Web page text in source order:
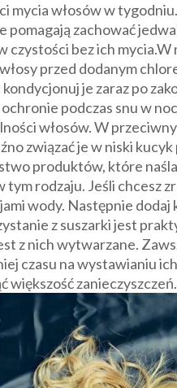
mycia włosów w
zachować
bez ich mycia.W
przed dodanym
je zaraz po
podczas snu w
włosów. W
związać je w niski
produktów, które
rodzaju. Jeśli chcesz
wody. Następnie
z suszarki jest
z nich wytwarzane.
czasu na wystawianiu
większość zanieczyszczeń.